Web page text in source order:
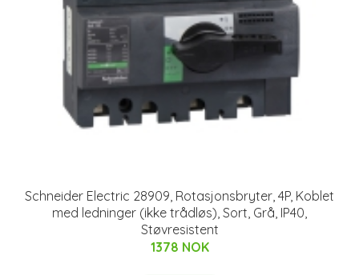
Schneider Electric 28909, Rotasjonsbryter, 4P, Koblet
med ledninger (ikke trådløs), Sort, Grå, IP40,
Støvresistent
1378 NOK